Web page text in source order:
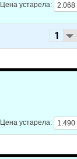
Цена устарела: 2.068
Цена устарела:
1.490